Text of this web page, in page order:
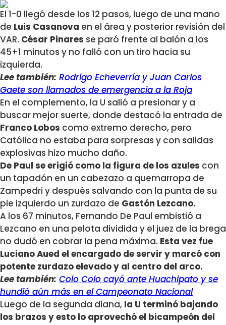
El 1-0 llegó desde los 12 pasos, luego de una mano
de Luis Casanova en el área y posterior revisión del
VAR. César Pinares se paró frente al balón a los
45+1 minutos y no falló con un tiro hacia su
izquierda.
Lee también: Rodrigo Echeverría y Juan Carlos
Gaete son llamados de emergencia a la Roja
En el complemento, la U salió a presionar y a
buscar mejor suerte, donde destacó la entrada de
Franco Lobos como extremo derecho, pero
Católica no estaba para sorpresas y con salidas
explosivas hizo mucho daño.
De Paul se erigió como la figura de los azules con
un tapadón en un cabezazo a quemarropa de
Zampedri y después salvando con la punta de su
pie izquierdo un zurdazo de Gastón Lezcano.
A los 67 minutos, Fernando De Paul embistió a
Lezcano en una pelota dividida y el juez de la brega
no dudó en cobrar la pena máxima. Esta vez fue
Luciano Aued el encargado de servir y marcó con
potente zurdazo elevado y al centro del arco.
Lee también: Colo Colo cayó ante Huachipato y se
hundió aún más en el Campeonato Nacional
Luego de la segunda diana, la U terminó bajando
los brazos y esto lo aprovechó el bicampeón del